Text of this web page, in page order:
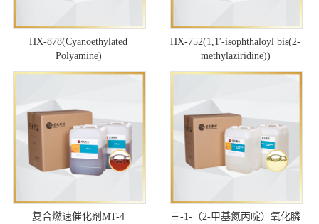
HX-878(Cyanoethylated
Polyamine)
HX-752(1,1′-isophthaloyl bis(2-
methylaziridine))
复合燃速催化剂MT-4
三-1-（2-甲基氮丙啶）氧化膦